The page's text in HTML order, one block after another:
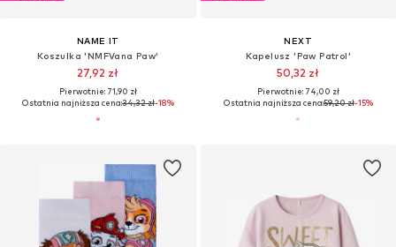
NAME IT
Koszulka 'NMFVana Paw'
27,92 zł
Pierwotnie: 71,90 zł
Ostatnia najniższa cena:34,32 zł-18%
NEXT
Kapelusz 'Paw Patrol'
50,32 zł
Pierwotnie: 74,00 zł
Ostatnia najniższa cena:59,20 zł-15%